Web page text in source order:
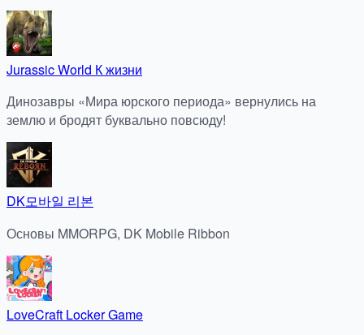
Jurassic World К жизни
Динозавры «Мира юрского периода» вернулись на
землю и бродят буквально повсюду!
DK모바일 리본
Основы MMORPG, DK Mobile Ribbon
LoveCraft Locker Game